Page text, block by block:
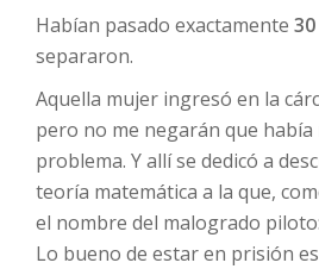
Habían pasado exactamente
separaron.
Aquella mujer ingresó en la
pero no me negarán que
problema. Y allí se dedicó a
teoría matemática a la que,
el nombre del malogrado piloto:
Lo bueno de estar en prisión